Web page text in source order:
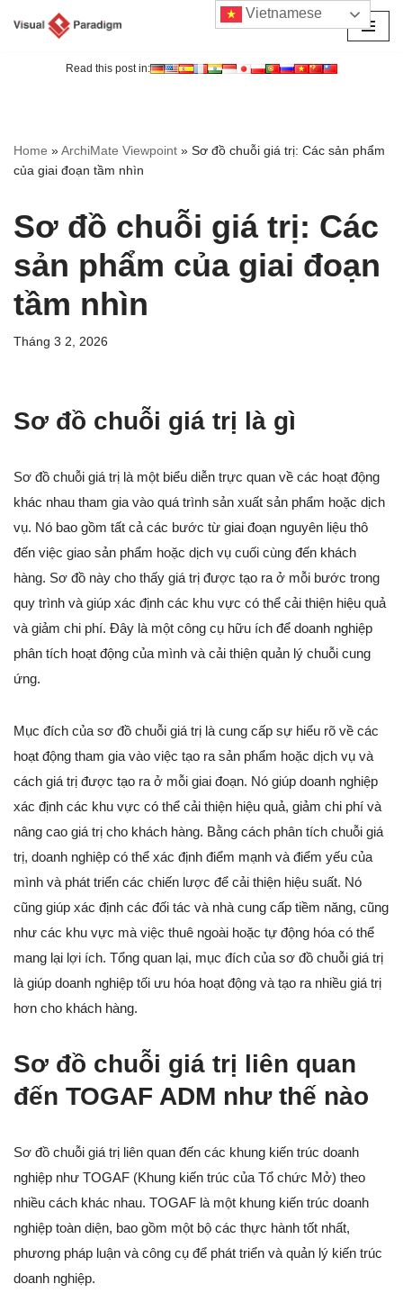
Read this post in:
Home »ArchiMate Viewpoint » Sơ đồ chuỗi giá trị: Các sản phẩm
của giai đoạn tầm nhìn
Sơ đồ chuỗi giá trị: Các
sản phẩm của giai đoạn
tầm nhìn
Tháng 3 2, 2026
Sơ đồ chuỗi giá trị là gì
Sơ đồ chuỗi giá trị là một biểu diễn trực quan về các hoạt động
khác nhau tham gia vào quá trình sản xuất sản phẩm hoặc dịch
vụ. Nó bao gồm tất cả các bước từ giai đoạn nguyên liệu thô
đến việc giao sản phẩm hoặc dịch vụ cuối cùng đến khách
hàng. Sơ đồ này cho thấy giá trị được tạo ra ở mỗi bước trong
quy trình và giúp xác định các khu vực có thể cải thiện hiệu quả
và giảm chi phí. Đây là một công cụ hữu ích để doanh nghiệp
phân tích hoạt động của mình và cải thiện quản lý chuỗi cung
ứng.
Mục đích của sơ đồ chuỗi giá trị là cung cấp sự hiểu rõ về các
hoạt động tham gia vào việc tạo ra sản phẩm hoặc dịch vụ và
cách giá trị được tạo ra ở mỗi giai đoạn. Nó giúp doanh nghiệp
xác định các khu vực có thể cải thiện hiệu quả, giảm chi phí và
nâng cao giá trị cho khách hàng. Bằng cách phân tích chuỗi giá
trị, doanh nghiệp có thể xác định điểm mạnh và điểm yếu của
mình và phát triển các chiến lược để cải thiện hiệu suất. Nó
cũng giúp xác định các đối tác và nhà cung cấp tiềm năng, cũng
như các khu vực mà việc thuê ngoài hoặc tự động hóa có thể
mang lại lợi ích. Tổng quan lại, mục đích của sơ đồ chuỗi giá trị
là giúp doanh nghiệp tối ưu hóa hoạt động và tạo ra nhiều giá trị
hơn cho khách hàng.
Sơ đồ chuỗi giá trị liên quan
đến TOGAF ADM như thế nào
Sơ đồ chuỗi giá trị liên quan đến các khung kiến trúc doanh
nghiệp như TOGAF (Khung kiến trúc của Tổ chức Mở) theo
nhiều cách khác nhau. TOGAF là một khung kiến trúc doanh
nghiệp toàn diện, bao gồm một bộ các thực hành tốt nhất,
phương pháp luận và công cụ để phát triển và quản lý kiến trúc
doanh nghiệp.
Vietnamese